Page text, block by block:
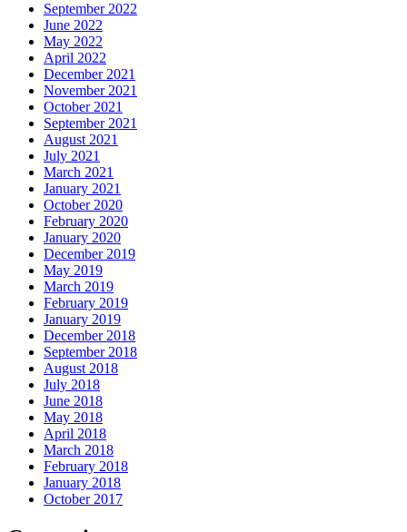
September 2022
June 2022
May 2022
April 2022
December 2021
November 2021
October 2021
September 2021
August 2021
July 2021
March 2021
January 2021
October 2020
February 2020
January 2020
December 2019
May 2019
March 2019
February 2019
January 2019
December 2018
September 2018
August 2018
July 2018
June 2018
May 2018
April 2018
March 2018
February 2018
January 2018
October 2017